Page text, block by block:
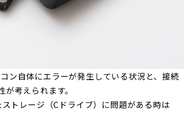
ン自体にエラーが発生している状況と、接続
考えられます。
トレージ（Cドライブ）に問題がある時は